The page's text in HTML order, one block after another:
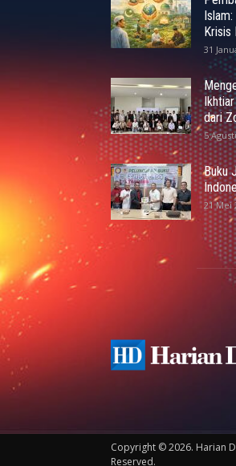
Krisis
31
dari
5
Buku
21 Mei
Copyright © 2026. Harian
Reserved.